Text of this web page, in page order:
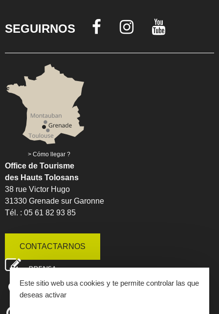
SEGUIRNOS
Cómo llegar ?
Office de Tourisme
des Hauts Tolosans
38 rue Victor Hugo
31330 Grenade sur Garonne
Tél. : 05 61 82 93 85
CONTACTARNOS
PRENSA
MAPA INTERACTIVO
Este sitio web usa cookies y te permite controlar las que
deseas activar